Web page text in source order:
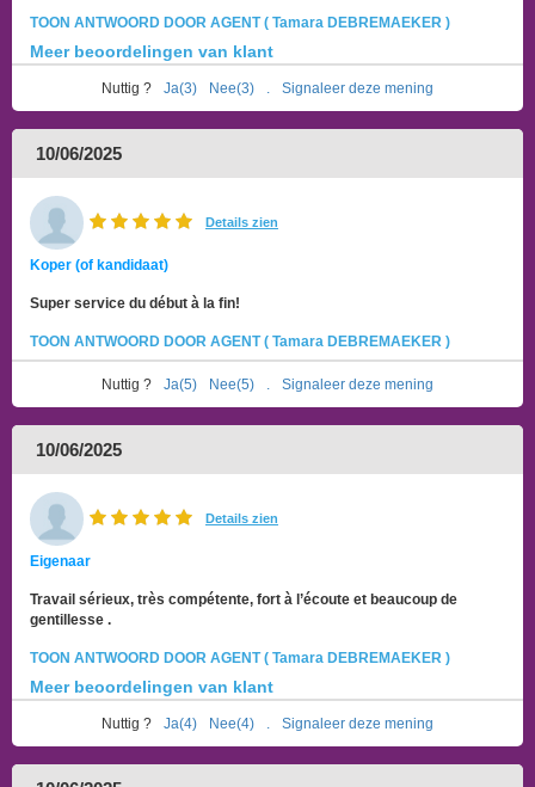
TOON ANTWOORD DOOR AGENT ( Tamara DEBREMAEKER )
Meer beoordelingen van klant
Nuttig ? Ja(3) Nee(3) Signaleer deze mening
10/06/2025
Details zien
Koper (of kandidaat)
Super service du début à la fin!
TOON ANTWOORD DOOR AGENT ( Tamara DEBREMAEKER )
Nuttig ? Ja(5) Nee(5) Signaleer deze mening
10/06/2025
Details zien
Eigenaar
Travail sérieux, très compétente, fort à l’écoute et beaucoup de
gentillesse .
TOON ANTWOORD DOOR AGENT ( Tamara DEBREMAEKER )
Meer beoordelingen van klant
Nuttig ? Ja(4) Nee(4) Signaleer deze mening